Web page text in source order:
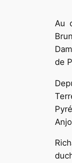
Au
de